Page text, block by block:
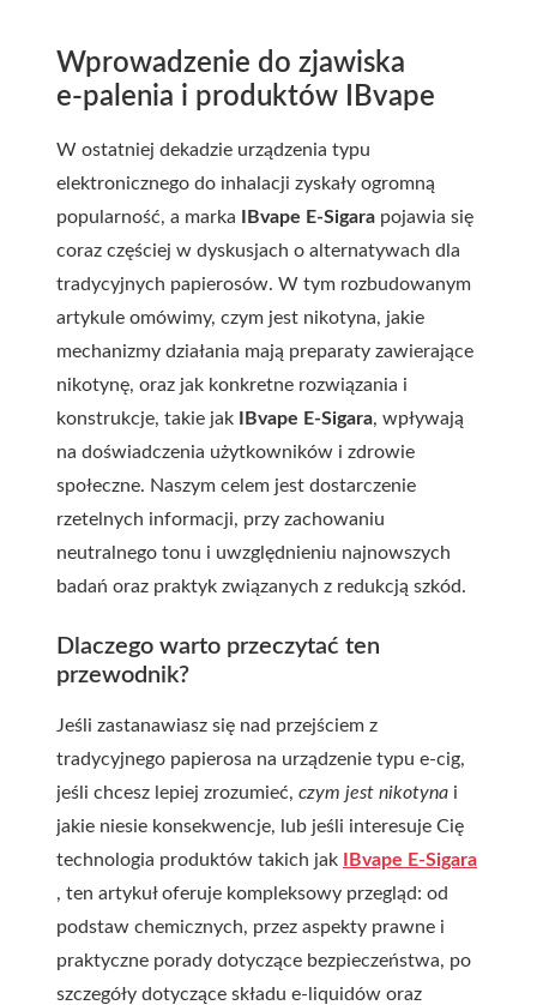
Wprowadzenie do zjawiska
e‑palenia i produktów IBvape
W ostatniej dekadzie urządzenia typu
elektronicznego do inhalacji zyskały ogromną
popularność, a marka
IBvape E-Sigara pojawia się
coraz częściej w dyskusjach o alternatywach dla
tradycyjnych papierosów. W tym rozbudowanym
artykule omówimy, czym jest nikotyna, jakie
mechanizmy działania mają preparaty zawierające
nikotynę, oraz jak konkretne rozwiązania i
konstrukcje, takie jak
IBvape E-Sigara, wpływają
na doświadczenia użytkowników i zdrowie
społeczne. Naszym celem jest dostarczenie
rzetelnych informacji, przy zachowaniu
neutralnego tonu i uwzględnieniu najnowszych
badań oraz praktyk związanych z redukcją szkód.
Dlaczego warto przeczytać ten
przewodnik?
Jeśli zastanawiasz się nad przejściem z
tradycyjnego papierosa na urządzenie typu e‑cig,
jeśli chcesz lepiej zrozumieć, czym jest nikotyna i
jakie niesie konsekwencje, lub jeśli interesuje Cię
technologia produktów takich jak
IBvape E-Sigara
, ten artykuł oferuje kompleksowy przegląd: od
podstaw chemicznych, przez aspekty prawne i
praktyczne porady dotyczące bezpieczeństwa, po
szczegóły dotyczące składu e‑liquidów oraz